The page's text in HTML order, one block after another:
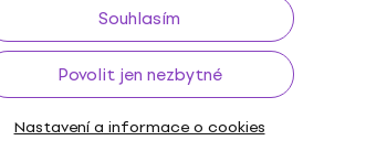
Souhlasím
Povolit jen nezbytné
Nastavení a informace o cookies